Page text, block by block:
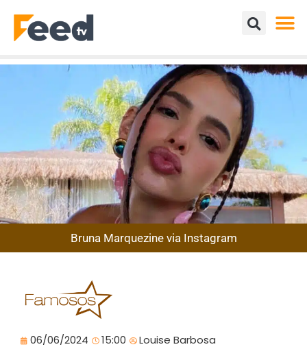
Bruna Marquezine via Instagram
06/06/2024 15:00 Louise Barbosa